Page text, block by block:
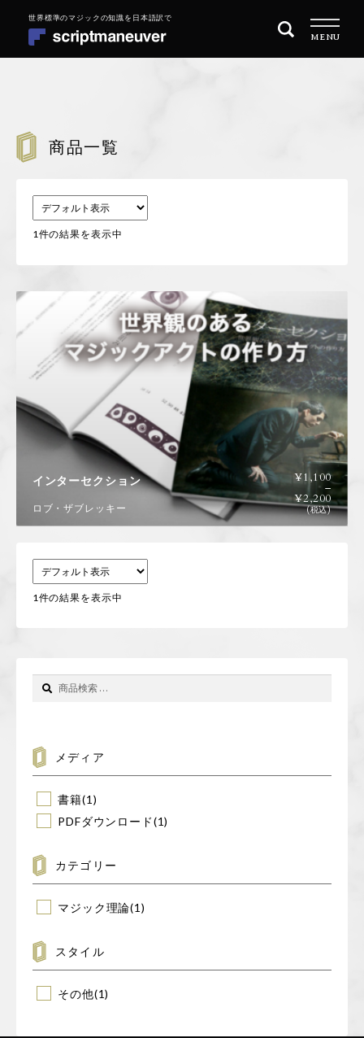
商品一覧
目的別に探す
MAGIC 101 マジックの始め方
QUARITY OF PERFORMANCE 演技の質を高めたい
会社概要
特定商取引に基づく表記
コラム
お問い合わせ
ログイン
カートを見る
ナ
ビ
ゲ
ン
へ
コ
ン
テ
ス
キ
MENU
商品一覧
1件の結果を表示中
インターセクション
ロブ・ザブレッキー
¥1,100
–
¥2,200
(税込)
1件の結果を表示中
メディア
書籍(1)
PDFダウンロード(1)
カテゴリー
マジック理論(1)
スタイル
その他(1)